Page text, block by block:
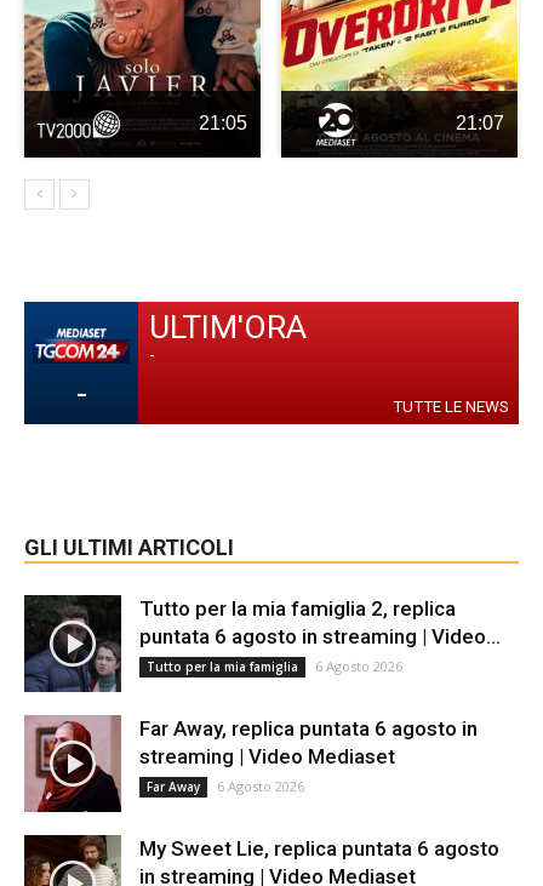
21:05 21:07
-
ULTIM'ORA
-
TUTTE LE NEWS
GLI ULTIMI ARTICOLI
Tutto per la mia famiglia 2, replica
puntata 6 agosto in streaming | Video...
Tutto per la mia famiglia 6 Agosto 2026
Far Away, replica puntata 6 agosto in
streaming | Video Mediaset
Far Away 6 Agosto 2026
My Sweet Lie, replica puntata 6 agosto
in streaming | Video Mediaset